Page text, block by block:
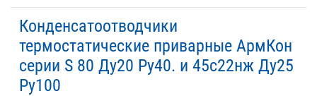
Конденсатоотводчики
термостатические приварные АрмКон
серии S 80 Ду20 Ру40. и 45с22нж Ду25
Ру100